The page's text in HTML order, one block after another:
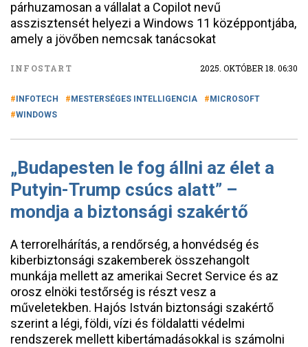
párhuzamosan a vállalat a Copilot nevű
asszisztensét helyezi a Windows 11 középpontjába,
amely a jövőben nemcsak tanácsokat
INFOSTART 2025. OKTÓBER 18. 06:30
INFOTECH MESTERSÉGES INTELLIGENCIA
MICROSOFT
WINDOWS
„Budapesten le fog állni az élet a
Putyin-Trump csúcs alatt” –
mondja a biztonsági szakértő
A terrorelhárítás, a rendőrség, a honvédség és
kiberbiztonsági szakemberek összehangolt
munkája mellett az amerikai Secret Service és az
orosz elnöki testőrség is részt vesz a
műveletekben. Hajós István biztonsági szakértő
szerint a légi, földi, vízi és földalatti védelmi
rendszerek mellett kibertámadásokkal is számolni